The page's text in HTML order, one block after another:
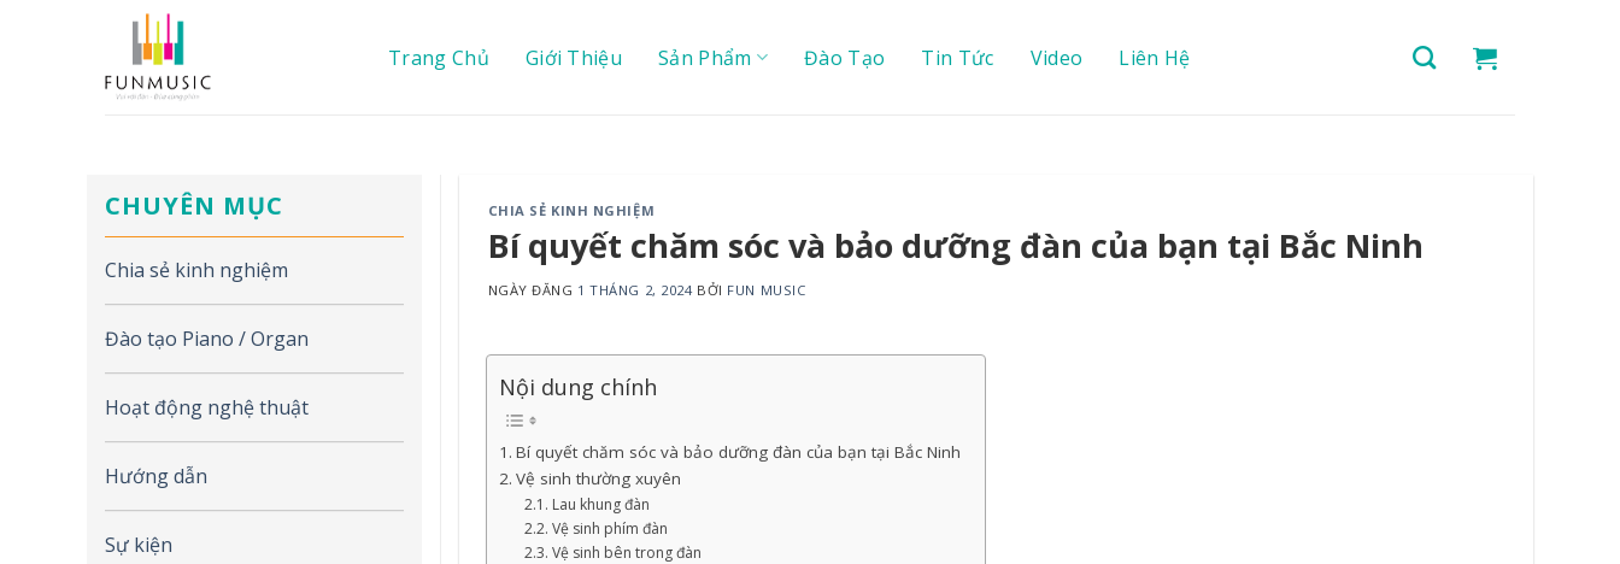
Trang Chủ Giới Thiệu Sản Phẩm Đào Tạo Tin Tức Video Liên Hệ
CHUYÊN MỤC
Chia sẻ kinh nghiệm
Đào tạo Piano / Organ
Hoạt động nghệ thuật
Hướng dẫn
Sự kiện
CHIA SẺ KINH NGHIỆM
Bí quyết chăm sóc và bảo dưỡng đàn của bạn tại Bắc Ninh
NGÀY ĐĂNG 1 THÁNG 2, 2024BỞI FUN MUSIC
Nội dung chính
Bí quyết chăm sóc và bảo dưỡng đàn của bạn tại Bắc Ninh
Vệ sinh thường xuyên
Lau khung đàn
Vệ sinh phím đàn
Vệ sinh bên trong đàn